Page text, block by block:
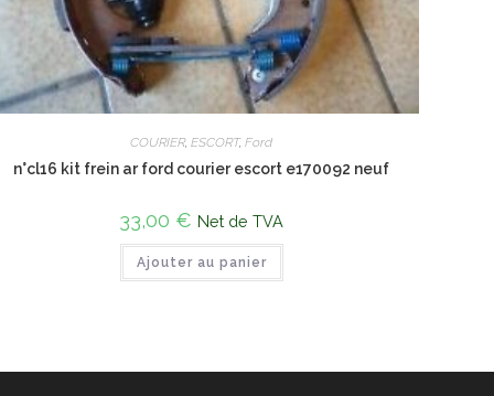
COURIER,ESCORT,Ford
n°cl16 kit frein ar ford courier escort e170092 neuf
33,00 € Net de TVA
Ajouter au panier